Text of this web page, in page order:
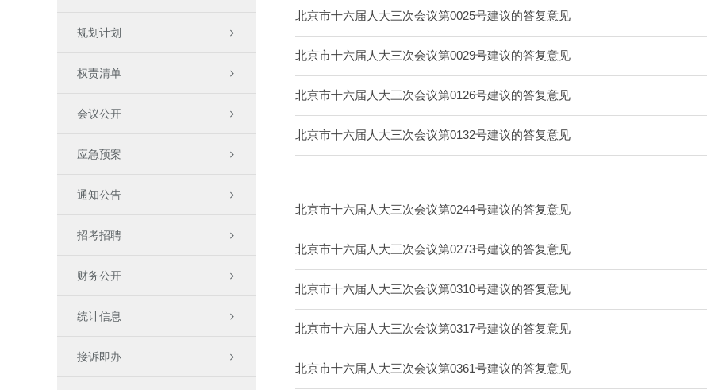
规划计划
权责清单
会议公开
应急预案
通知公告
招考招聘
财务公开
统计信息
接诉即办
北京市十六届人大三次会议第0025号建议的答复意见
北京市十六届人大三次会议第0029号建议的答复意见
北京市十六届人大三次会议第0126号建议的答复意见
北京市十六届人大三次会议第0132号建议的答复意见
北京市十六届人大三次会议第0244号建议的答复意见
北京市十六届人大三次会议第0273号建议的答复意见
北京市十六届人大三次会议第0310号建议的答复意见
北京市十六届人大三次会议第0317号建议的答复意见
北京市十六届人大三次会议第0361号建议的答复意见